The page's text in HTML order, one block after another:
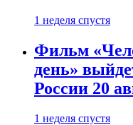
1 неделя спустя
Фильм
день»
России 20
1 неделя спустя